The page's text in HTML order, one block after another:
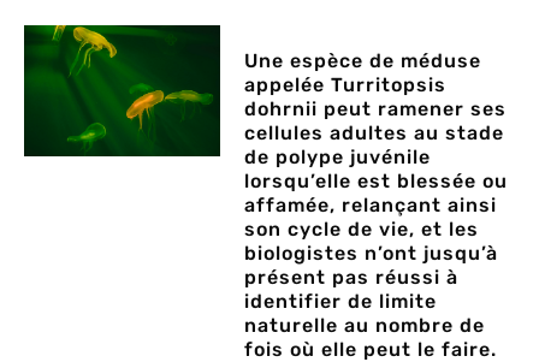
Une espèce de méduse
appelée Turritopsis
dohrnii peut ramener ses
cellules adultes au stade
de polype juvénile
lorsqu’elle est blessée ou
affamée, relançant ainsi
son cycle de vie, et les
biologistes n’ont jusqu’à
présent pas réussi à
identifier de limite
naturelle au nombre de
fois où elle peut le faire.